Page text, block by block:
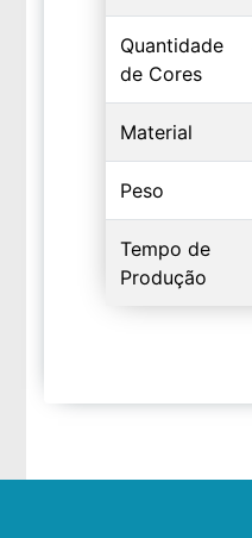
Quantidade
de Cores
Material
Peso
Tempo de
Produção